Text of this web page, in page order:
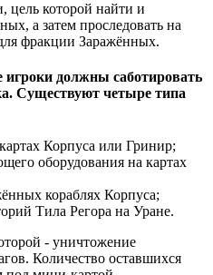
цель которой найти и
а затем проследовать на
фракции Заражённых.
игроки должны саботировать
Существуют четыре типа
Корпуса или Гринир;
оборудования на картах
кораблях Корпуса;
Тила Регора на Уране.
- уничтожение
Количество оставшихся